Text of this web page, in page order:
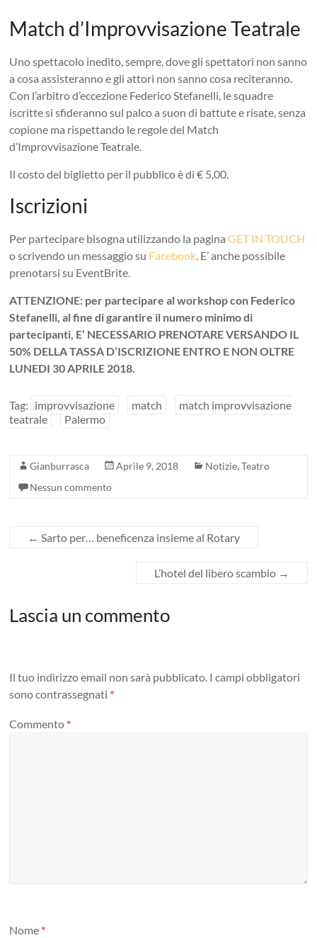
Match d’Improvvisazione Teatrale
Uno spettacolo inedito, sempre, dove gli spettatori non sanno
a cosa assisteranno e gli attori non sanno cosa reciteranno.
Con l’arbitro d’eccezione Federico Stefanelli, le squadre
iscritte si sfideranno sul palco a suon di battute e risate, senza
copione ma rispettando le regole del Match
d’Improvvisazione Teatrale.
Il costo del biglietto per il pubblico è di € 5,00.
Iscrizioni
Per partecipare bisogna utilizzando la paginaGET IN TOUCH
o scrivendo un messaggio su Facebook. E’ anche possibile
prenotarsi su EventBrite.
ATTENZIONE: per partecipare al workshop con Federico
Stefanelli, al fine di garantire il numero minimo di
partecipanti, E’ NECESSARIO PRENOTARE VERSANDO IL
50% DELLA TASSA D’ISCRIZIONE ENTRO E NON OLTRE
LUNEDI 30 APRILE 2018.
Tag: improvvisazione match
match improvvisazione
teatrale
Palermo
Gianburrasca Aprile 9, 2018 Notizie,Teatro
Nessun commento
← Sarto per… beneficenza insieme al Rotary
L’hotel del libero scambio →
Lascia un commento
Il tuo indirizzo email non sarà pubblicato. I campi obbligatori
sono contrassegnati *
Commento *
Nome *